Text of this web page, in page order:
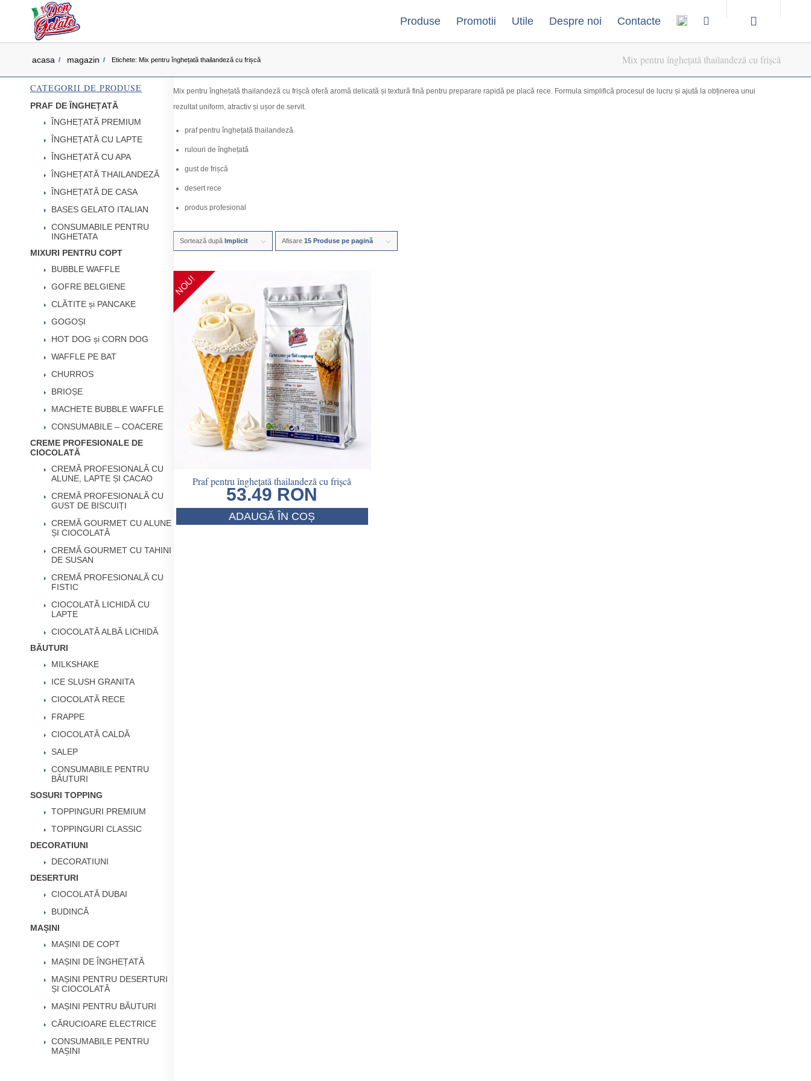
Produse Promotii Utile Despre noi Contacte
Mix pentru înghețată thailandeză cu frișcă
acasa / magazin / Etichete: Mix pentru înghețată thailandeză cu frișcă
Mix pentru înghețată thailandeză cu frișcă oferă aromă delicată și textură fină pentru preparare rapidă pe placă rece. Formula simplifică procesul de lucru și ajută la obținerea unui
rezultat uniform, atractiv și ușor de servit.
praf pentru înghețată thailandeză
rulouri de înghețată
gust de frișcă
desert rece
produs profesional
Sortează după Implicit Afisare 15 Produse pe pagină
NOU!
Praf pentru înghețată thailandeză cu frișcă
53.49 RON
ADAUGĂ ÎN COȘ
CATEGORII DE PRODUSE
PRAF DE ÎNGHEȚATĂ
ÎNGHEȚATĂ PREMIUM
ÎNGHEȚATĂ CU LAPTE
ÎNGHEȚATĂ CU APA
ÎNGHEȚATĂ THAILANDEZĂ
ÎNGHEȚATĂ DE CASA
BASES GELATO ITALIAN
CONSUMABILE PENTRU
INGHETATA
MIXURI PENTRU COPT
BUBBLE WAFFLE
GOFRE BELGIENE
CLĂTITE și PANCAKE
GOGOȘI
HOT DOG și CORN DOG
WAFFLE PE BAT
CHURROS
BRIOȘE
MACHETE BUBBLE WAFFLE
CONSUMABILE – COACERE
CREME PROFESIONALE DE
CIOCOLATĂ
CREMĂ PROFESIONALĂ CU
ALUNE, LAPTE ȘI CACAO
CREMĂ PROFESIONALĂ CU
GUST DE BISCUIȚI
CREMĂ GOURMET CU ALUNE
ȘI CIOCOLATĂ
CREMĂ GOURMET CU TAHINI
DE SUSAN
CREMĂ PROFESIONALĂ CU
FISTIC
CIOCOLATĂ LICHIDĂ CU
LAPTE
CIOCOLATĂ ALBĂ LICHIDĂ
BĂUTURI
MILKSHAKE
ICE SLUSH GRANITA
CIOCOLATĂ RECE
FRAPPE
CIOCOLATĂ CALDĂ
SALEP
CONSUMABILE PENTRU
BĂUTURI
SOSURI TOPPING
TOPPINGURI PREMIUM
TOPPINGURI CLASSIC
DECORATIUNI
DECORATIUNI
DESERTURI
CIOCOLATĂ DUBAI
BUDINCĂ
MAȘINI
MAȘINI DE COPT
MAȘINI DE ÎNGHEȚATĂ
MAȘINI PENTRU DESERTURI
ȘI CIOCOLATĂ
MAȘINI PENTRU BĂUTURI
CĂRUCIOARE ELECTRICE
CONSUMABILE PENTRU
MAȘINI